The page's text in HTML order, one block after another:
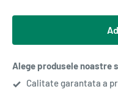
Alege produsele noastre
Calitate garantata a